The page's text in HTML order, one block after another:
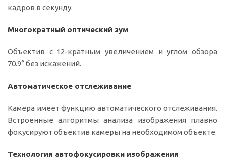
кадров в секунду.
Многократный оптический зум
Объектив с 12-кратным увеличением и углом обзора
70.9° без искажений.
Автоматическое отслеживание
Камера имеет функцию автоматического отслеживания.
Встроенные алгоритмы анализа изображения плавно
фокусируют объектив камеры на необходимом объекте.
Технология автофокусировки изображения